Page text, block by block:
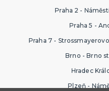
Praha 2 -
Praha 5 -
Praha 7 -
Brno - Brno
Hradec
Plzeň -